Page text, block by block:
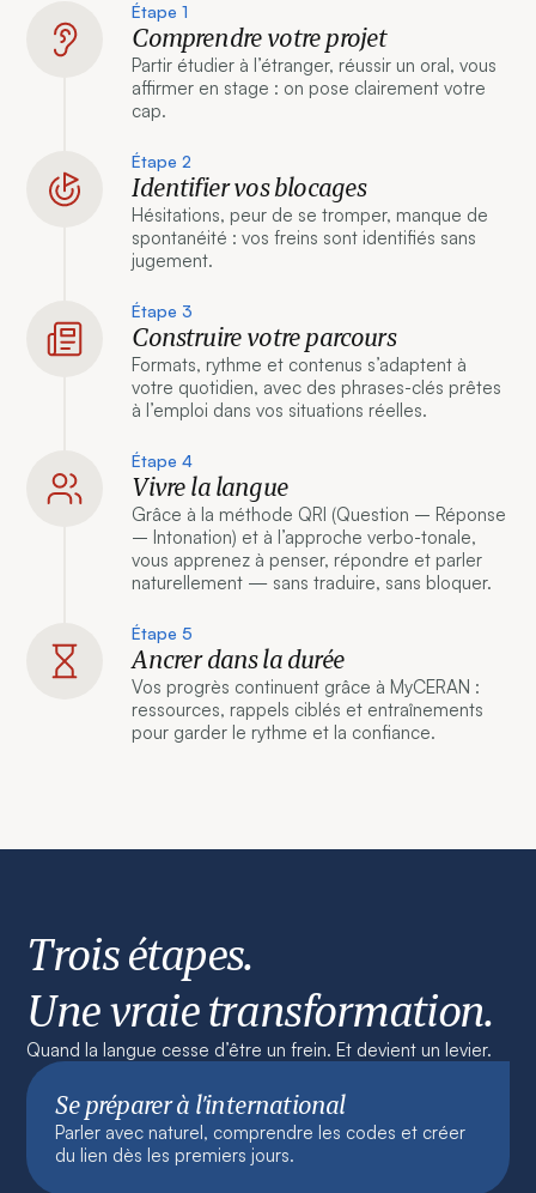
Étape 1
Comprendre votre projet
Partir étudier à l’étranger, réussir un oral, vous
affirmer en stage : on pose clairement votre
cap.
Étape 2
Identifier vos blocages
Hésitations, peur de se tromper, manque de
spontanéité : vos freins sont identifiés sans
jugement.
Étape 3
Construire votre parcours
Formats, rythme et contenus s’adaptent à
votre quotidien, avec des phrases-clés prêtes
à l’emploi dans vos situations réelles.
Étape 4
Vivre la langue
Grâce à la méthode QRI (Question – Réponse
– Intonation) et à l’approche verbo-tonale,
vous apprenez à penser, répondre et parler
naturellement — sans traduire, sans bloquer.
Étape 5
Ancrer dans la durée
Vos progrès continuent grâce à MyCERAN :
ressources, rappels ciblés et entraînements
pour garder le rythme et la confiance.
Trois étapes.
Une vraie transformation.
Quand la langue cesse d’être un frein. Et devient un levier.
Se préparer à l’international
Parler avec naturel, comprendre les codes et créer
du lien dès les premiers jours.